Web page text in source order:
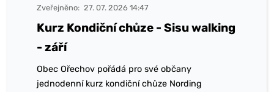
Zveřejněno: 27. 07. 2026 14:47
Kurz Kondiční chůze - Sisu walking
- září
Obec Ořechov pořádá pro své občany
jednodenní kurz kondiční chůze Nording